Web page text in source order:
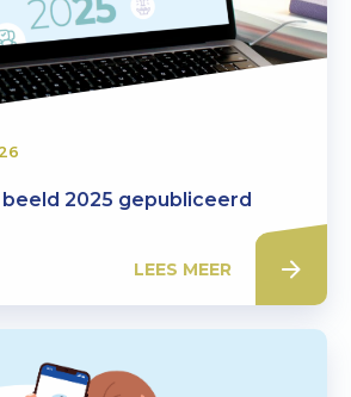
beeld 2025 gepubliceerd
LEES MEER